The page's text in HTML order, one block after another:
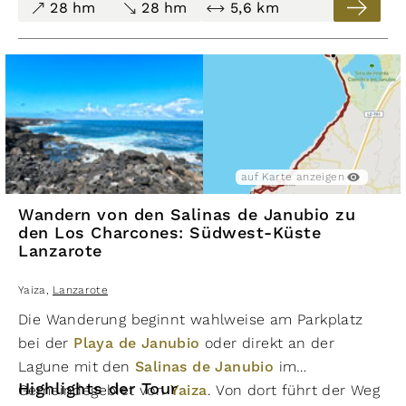
Klippen verläuft. Die reine Gehzeit beträgt circa 1
Stunde 9 Minuten, mit Pausen und Fotostopps
Die Wanderung „Piedra Alta por la costa de Las
Breñas“ ist eine technisch moderate, aber visuell
beeindruckende Küstenrunde mit eindrucksvollen
Lavaformationen und ruhiger Natur. Perfekt für alle,
die einsame Pfade und spektakuläre Atlantikblicke
zu schätzen wissen.
28 hm
28 hm 5,6 km
auf Karte anzeigen
Wandern von den Salinas de Janubio zu
den Los Charcones: Südwest-Küste
Lanzarote
Yaiza Lanzarote
Die Wanderung beginnt wahlweise am Parkplatz
bei der Playa de Janubio oder direkt an der
Lagune mit den Salinas de Janubio im
Gemeindegebiet vonYaiza. Von dort führt der Weg
Highlights der Tour